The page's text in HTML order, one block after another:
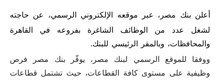
أعلن بنك مصر، عبر موقعه الإلكتروني الرسمي، عن حاجته
لشغل عدد من الوظائف الشاغرة بفروعه في القاهرة
والمحافظات، وبالمقر الرئيسي للبنك.
ووفقا للموقع الرسمي لبنك مصر، يوفّر بنك مصر فرص
وظيفية على مستوى كافة القطاعات، حيث تشتمل قطاعات